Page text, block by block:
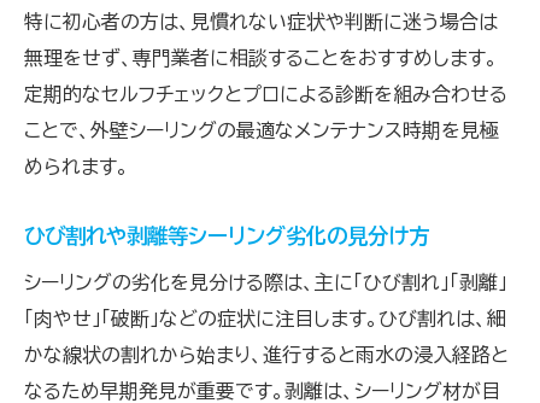
特に初心者の方は、見慣れない症状や判断に迷う場合は
無理をせず、専門業者に相談することをおすすめします。
定期的なセルフチェックとプロによる診断を組み合わせる
ことで、外壁シーリングの最適なメンテナンス時期を見極
められます。
ひび割れや剥離等シーリング劣化の見分け方
シーリングの劣化を見分ける際は、主に「ひび割れ」「剥離」
「肉やせ」「破断」などの症状に注目します。ひび割れは、細
かな線状の割れから始まり、進行すると雨水の浸入経路と
なるため早期発見が重要です。剥離は、シーリング材が目